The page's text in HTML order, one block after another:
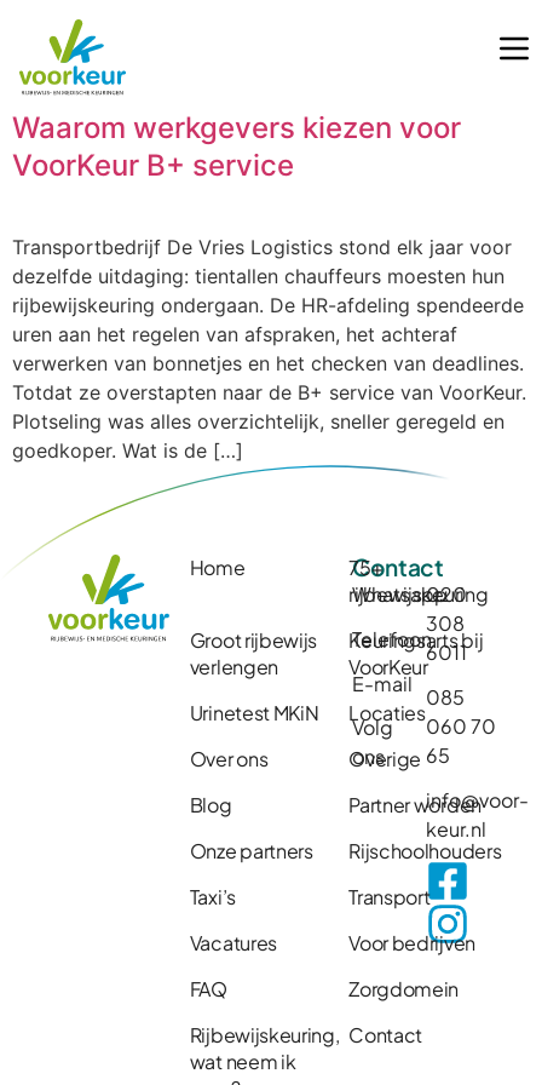
Waarom werkgevers kiezen voor
VoorKeur B+ service
Transportbedrijf De Vries Logistics stond elk jaar voor
dezelfde uitdaging: tientallen chauffeurs moesten hun
rijbewijskeuring ondergaan. De HR-afdeling spendeerde
uren aan het regelen van afspraken, het achteraf
verwerken van bonnetjes en het checken van deadlines.
Totdat ze overstapten naar de B+ service van VoorKeur.
Plotseling was alles overzichtelijk, sneller geregeld en
goedkoper. Wat is de […]
Home
75+
rijbewijskeuring
Groot rijbewijs
verlengen
Keuringsarts bij
VoorKeur
Urinetest MKiN
Locaties
Over ons
Overige
Blog
Partner worden
Onze partners
Rijschoolhouders
Taxi’s
Transport
Vacatures
Voor bedrijven
FAQ
Zorgdomein
Rijbewijskeuring,
wat neem ik
Contact
Contact
Whatsapp
Telefoon
E-mail
Volg
ons
020
308
6011
085
060 70
65
info@voor-
keur.nl